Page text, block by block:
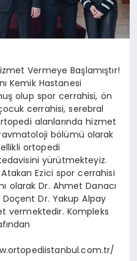
Vermeye Başlamıştır!
Kemik Hastanesi
olup spor cerrahisi, ön
cerrahisi, serebral
alanlarında hizmet
bölümü olarak
ortopedi
yürütmekteyiz.
Ezici spor cerrahisi
olarak Dr. Ahmet Danacı
Dr. Yakup Alpay
vermektedir. Kompleks